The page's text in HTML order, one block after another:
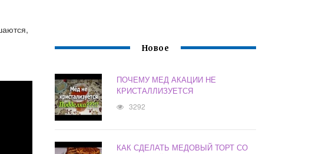
Новое
ПОЧЕМУ МЕД АКАЦИИ НЕ
КРИСТАЛЛИЗУЕТСЯ
3292
КАК СДЕЛАТЬ МЕДОВЫЙ ТОРТ СО